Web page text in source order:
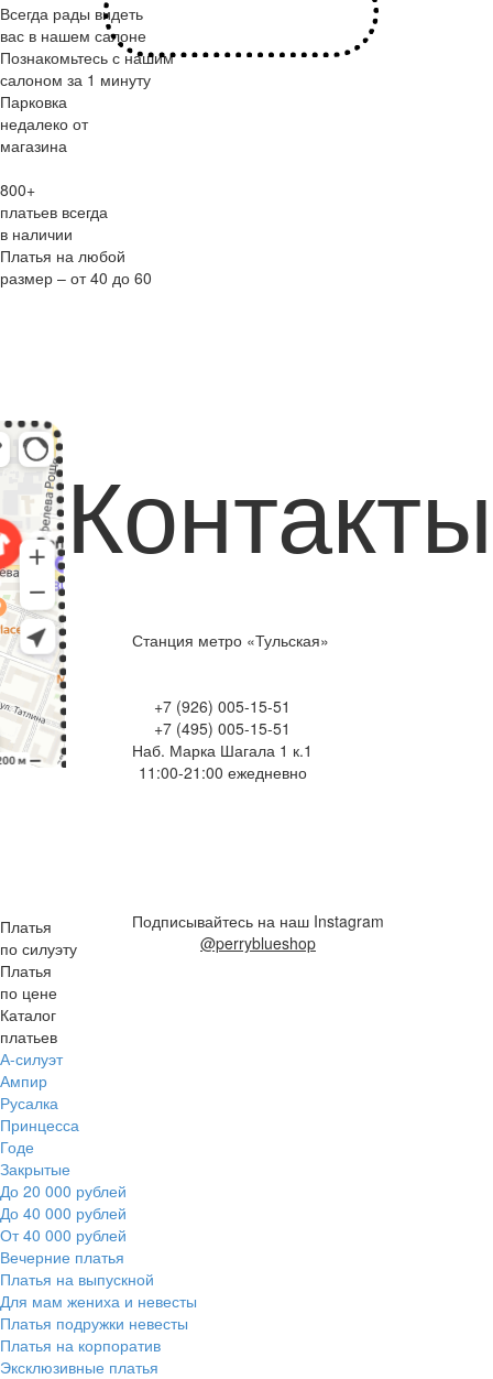
Всегда рады видеть
вас в нашем салоне
Познакомьтесь с нашим
салоном за 1 минуту
Парковка
недалеко от
магазина
800+
платьев всегда
в наличии
Платья на любой
размер – от 40 до 60
Контакты
Станция метро «Тульская»
+7 (926) 005-15-51
+7 (495) 005-15-51
Наб. Марка Шагала 1 к.1
11:00-21:00 ежедневно
Подписывайтесь на наш Instagram
@perryblueshop
Платья
по силуэту
Платья
по цене
Каталог
платьев
А-силуэт
Ампир
Русалка
Принцесса
Годе
Закрытые
До 20 000 рублей
До 40 000 рублей
От 40 000 рублей
Вечерние платья
Платья на выпускной
Для мам жениха и невесты
Платья подружки невесты
Платья на корпоратив
Эксклюзивные платья